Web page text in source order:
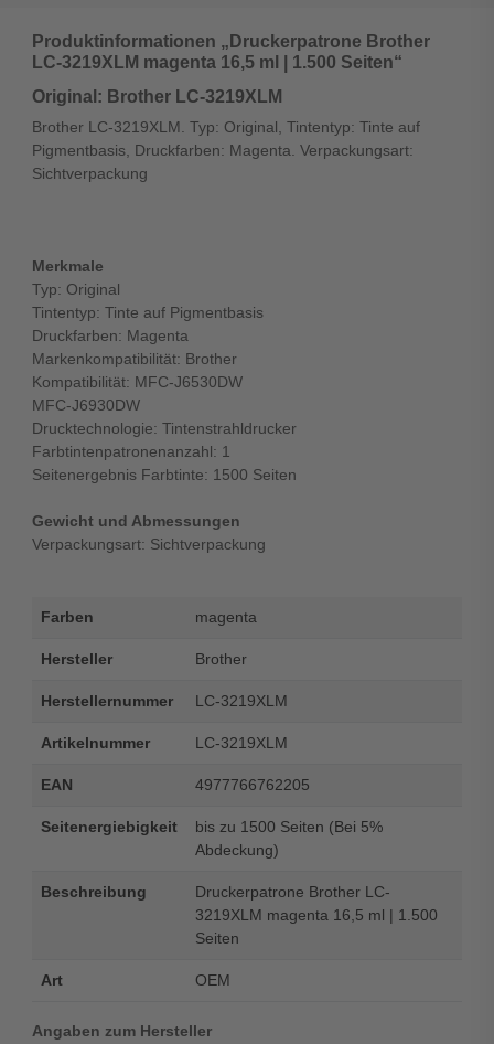
Produktinformationen „Druckerpatrone Brother
LC-3219XLM magenta 16,5 ml | 1.500 Seiten“
Original: Brother LC-3219XLM
Brother LC-3219XLM. Typ: Original, Tintentyp: Tinte auf
Pigmentbasis, Druckfarben: Magenta. Verpackungsart:
Sichtverpackung
Merkmale
Typ: Original
Tintentyp: Tinte auf Pigmentbasis
Druckfarben: Magenta
Markenkompatibilität: Brother
Kompatibilität: MFC-J6530DW
MFC-J6930DW
Drucktechnologie: Tintenstrahldrucker
Farbtintenpatronenanzahl: 1
Seitenergebnis Farbtinte: 1500 Seiten
Gewicht und Abmessungen
Verpackungsart: Sichtverpackung
Farben magenta
Hersteller Brother
Herstellernummer LC-3219XLM
Artikelnummer LC-3219XLM
EAN 4977766762205
Seitenergiebigkeit
bis zu 1500 Seiten (Bei 5%
Abdeckung)
Beschreibung
Druckerpatrone Brother LC-
3219XLM magenta 16,5 ml | 1.500
Seiten
Art OEM
Angaben zum Hersteller